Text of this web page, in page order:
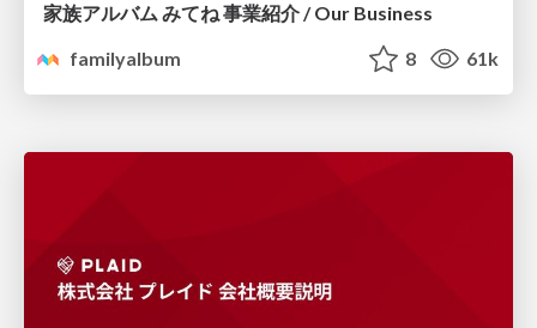
家族アルバム みてね 事業紹介 / Our Business
familyalbum
8 61k